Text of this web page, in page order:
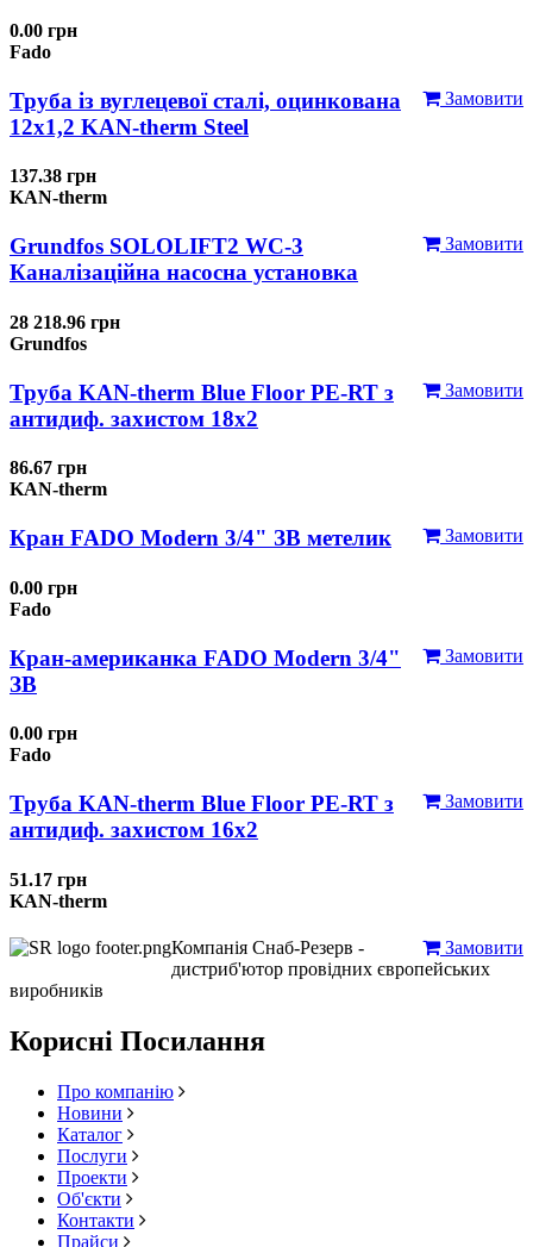
0.00 грн
Fado
Замовити
Труба із вуглецевої сталі, оцинкована
12x1,2 KAN-therm Steel
137.38 грн
KAN-therm
Замовити
Grundfos SOLOLIFT2 WC-3
Каналізаційна насосна установка
28 218.96 грн
Grundfos
Замовити
Труба KAN-therm Blue Floor PE-RT з
антидиф. захистом 18х2
86.67 грн
KAN-therm
Замовити
Кран FADO Modern 3/4" ЗВ метелик
0.00 грн
Fado
Замовити
Кран-американка FADO Modern 3/4"
ЗВ
0.00 грн
Fado
Замовити
Труба KAN-therm Blue Floor PE-RT з
антидиф. захистом 16х2
51.17 грн
KAN-therm
Замовити
Компанія Снаб-Резерв -
дистриб'ютор провідних європейських
виробників
Корисні Посилання
Про компанію
Новини
Каталог
Послуги
Проекти
Об'єкти
Контакти
Прайси